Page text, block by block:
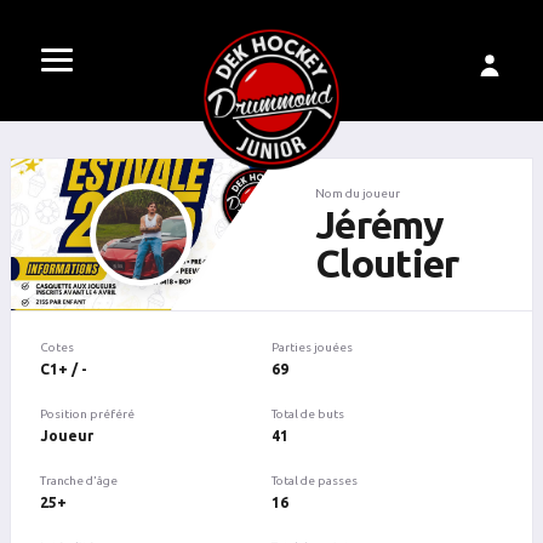
Nom du joueur
Jérémy
Cloutier
Cotes
C1+ / -
Position préféré
Joueur
Tranche d'âge
25+
Parties jouées
69
Total de buts
41
Total de passes
16